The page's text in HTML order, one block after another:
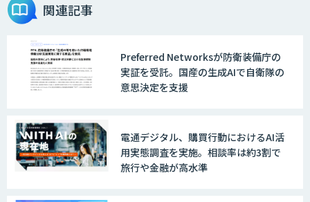
関連記事
Preferred Networksが防衛装備庁の
実証を受託。国産の生成AIで自衛隊の
意思決定を支援
電通デジタル、購買行動におけるAI活
用実態調査を実施。相談率は約3割で
旅行や金融が高水準